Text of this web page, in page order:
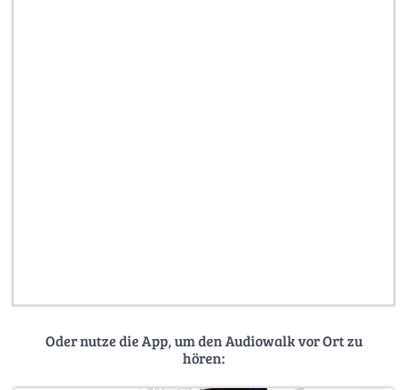
Oder nutze die App, um den Audiowalk vor Ort zu
hören: